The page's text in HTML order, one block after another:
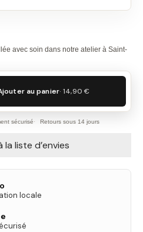
avec soin dans notre atelier à Saint-
au panier· 14,90 €
sécurisé Retours sous 14 jours
liste d’envies
locale